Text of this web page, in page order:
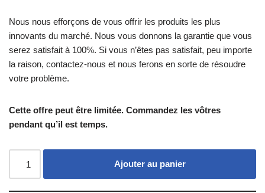
Nous nous efforçons de vous offrir les produits les plus
innovants du marché. Nous vous donnons la garantie que vous
serez satisfait à 100%. Si vous n’êtes pas satisfait, peu importe
la raison, contactez-nous et nous ferons en sorte de résoudre
votre problème.
Cette offre peut être limitée. Commandez les vôtres
pendant qu’il est temps.
Ajouter au panier